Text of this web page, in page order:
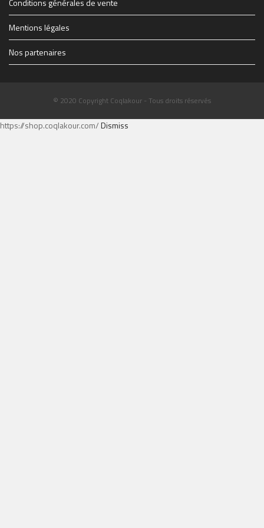
Conditions générales de vente
Mentions légales
Nos partenaires
© 2020 Copyright Coqlakour - Tous droits réservés
https://shop.coqlakour.com/Dismiss